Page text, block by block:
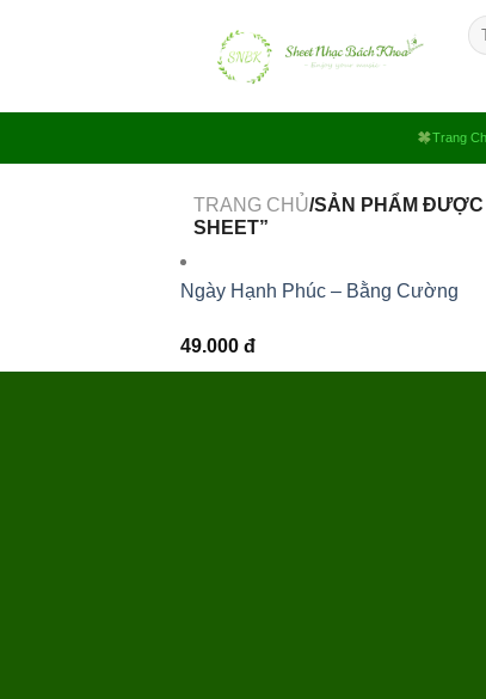
Trang
TRANG CHỦ/SẢN PHẨM ĐƯỢC
SHEET”
Ngày Hạnh Phúc – Bằng Cường
49.000 đ